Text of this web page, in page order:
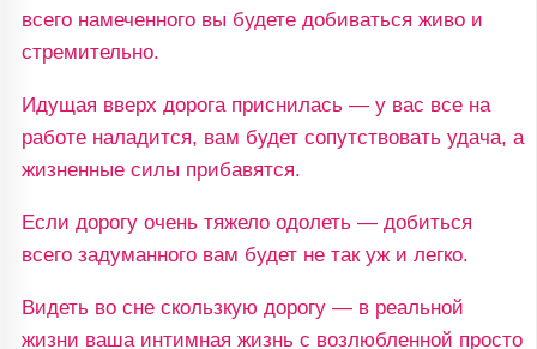
всего намеченного вы будете добиваться живо и
стремительно.
Идущая вверх дорога приснилась — у вас все на
работе наладится, вам будет сопутствовать удача, а
жизненные силы прибавятся.
Если дорогу очень тяжело одолеть — добиться
всего задуманного вам будет не так уж и легко.
Видеть во сне скользкую дорогу — в реальной
жизни ваша интимная жизнь с возлюбленной просто